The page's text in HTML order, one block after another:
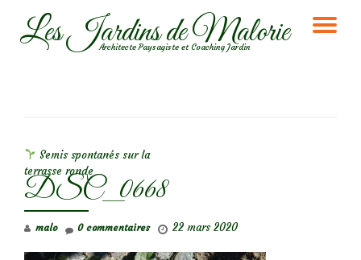
AllerLes Jardins de Malorie
Architecte Paysagiste et Coaching Jardin
Semis spontanés sur la
terrasse ronde
DSC_0668
malo 22 mars 2020
0 commentaires